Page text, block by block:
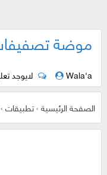
موضة
Wala'a لايوجد
الصفحة الرئيسية›تطبيقات›